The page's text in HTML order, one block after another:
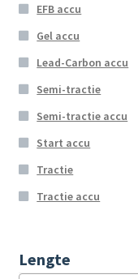
EFB accu
Gel accu
Lead-Carbon accu
Semi-tractie
Semi-tractie accu
Start accu
Tractie
Tractie accu
Lengte